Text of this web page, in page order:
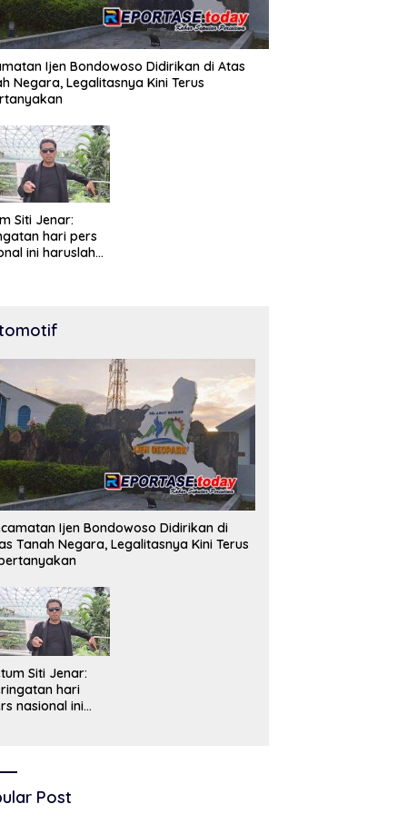
Ijen Bondowoso Didirikan di Atas
Negara, Legalitasnya Kini Terus
Siti Jenar:
hari pers
ini haruslah
dan menjaga
Ijen Bondowoso Didirikan di
Tanah Negara, Legalitasnya Kini Terus
Siti Jenar:
hari
nasional ini
pers dalam
dan
Post